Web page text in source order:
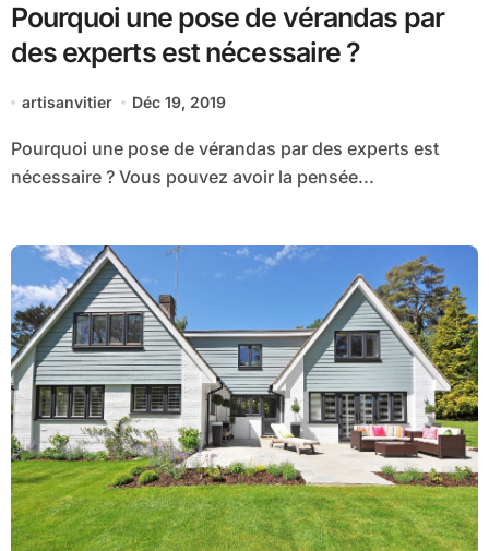
Pourquoi une pose de vérandas par
des experts est nécessaire ?
artisanvitier Déc 19, 2019
Pourquoi une pose de vérandas par des experts est
nécessaire ? Vous pouvez avoir la pensée...